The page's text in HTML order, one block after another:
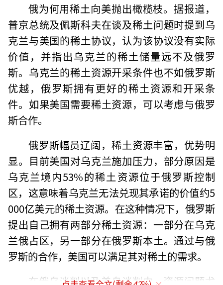
俄为何用稀土向美抛出橄榄枝。据报道，
普京总统及佩斯科夫在谈及稀土问题时提到乌
克兰与美国的稀土协议，认为该协议没有实际
价值，并指出乌克兰的稀土储量远不及俄罗
斯。乌克兰的稀土资源开采条件也不如俄罗斯
优越，俄罗斯拥有更好的稀土资源和开采条
件。如果美国需要稀土资源，可以考虑与俄罗
斯合作。
俄罗斯幅员辽阔，稀土资源丰富，优势明
显。目前美国对乌克兰施加压力，部分原因是
乌克兰境内53%的稀土资源位于俄罗斯控制
区，这意味着乌克兰无法兑现其承诺的价值约5
000亿美元的稀土资源。在这种情况下，俄罗斯
提出自己拥有两部分稀土资源：一部分在乌克
兰俄占区，另一部分在俄罗斯本土。通过与俄
罗斯的合作，美国可以满足其对稀土的需求。
在俄乌谈判以及美乌谈判中，资源问题尤